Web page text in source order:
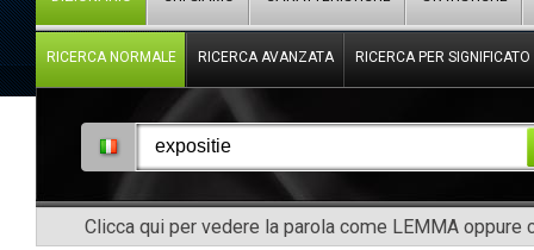
RICERCA NORMALE RICERCA AVANZATA RICERCA PER SIGNIFICATO
Clicca qui per vedere la parola come LEMMA oppure